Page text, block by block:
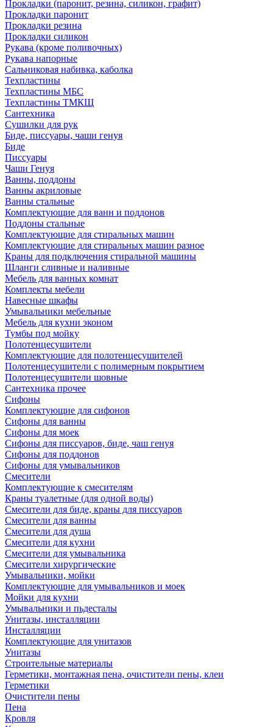
Прокладки (паронит, резина, силикон, графит)
Прокладки паронит
Прокладки резина
Прокладки силикон
Рукава (кроме поливочных)
Рукава напорные
Сальниковая набивка, каболка
Техпластины
Техпластины МБС
Техпластины ТМКЩ
Сантехника
Сушилки для рук
Биде, писсуары, чаши генуя
Биде
Писсуары
Чаши Генуя
Ванны, поддоны
Ванны акриловые
Ванны стальные
Комплектующие для ванн и поддонов
Поддоны стальные
Комплектующие для стиральных машин
Комплектующие для стиральных машин разное
Краны для подключения стиральной машины
Шланги сливные и наливные
Мебель для ванных комнат
Комплекты мебели
Навесные шкафы
Умывальники мебельные
Мебель для кухни эконом
Тумбы под мойку
Полотенцесушители
Комплектующие для полотенцесушителей
Полотенцесушители с полимерным покрытием
Полотенцесушители шовные
Сантехника прочее
Сифоны
Комплектующие для сифонов
Сифоны для ванны
Сифоны для моек
Сифоны для писсуаров, биде, чаш генуя
Сифоны для поддонов
Сифоны для умывальников
Смесители
Комплектующие к смесителям
Краны туалетные (для одной воды)
Смесители для биде, краны для писсуаров
Смесители для ванны
Смесители для душа
Смесители для кухни
Смесители для умывальника
Смесители хирургические
Умывальники, мойки
Комплектующие для умывальников и моек
Мойки для кухни
Умывальники и пьдесталы
Унитазы, инсталляции
Инсталляции
Комплектующие для унитазов
Унитазы
Строительные материалы
Герметики, монтажная пена, очистители пены, клеи
Герметики
Очистители пены
Пена
Кровля